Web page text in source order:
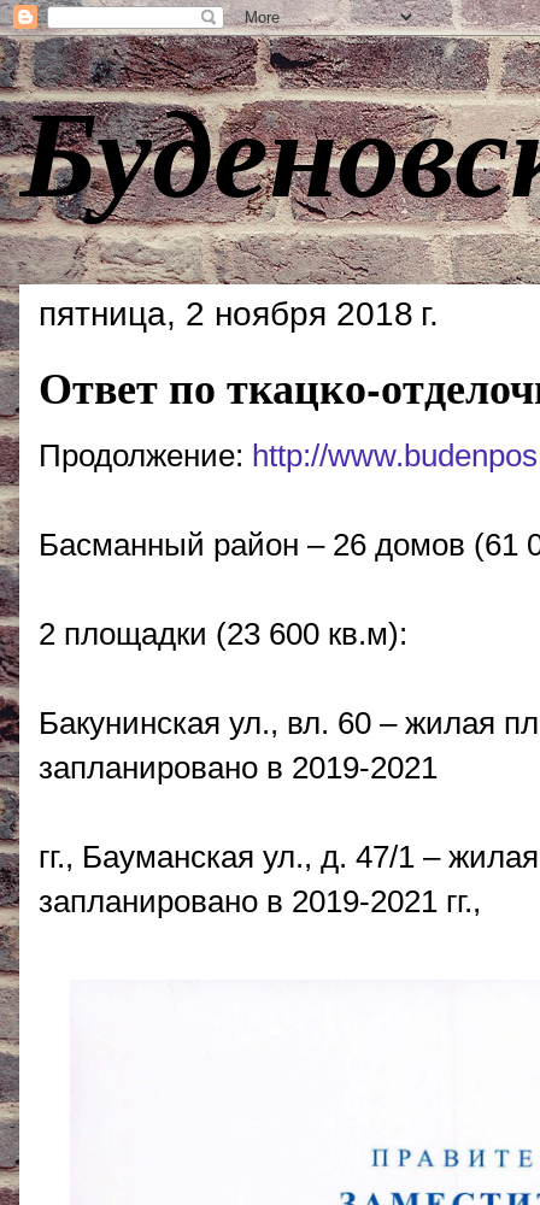
пятница, 2 ноября 2018 г.
Ответ по ткацко-
Продолжение: http://
Басманный район – 26 домов (61
2 площадки (23 600 кв.м):
Бакунинская ул., вл. 60 – жилая
запланировано в 2019-2021
гг., Бауманская ул., д. 47/1 –
запланировано в 2019-2021 гг.,